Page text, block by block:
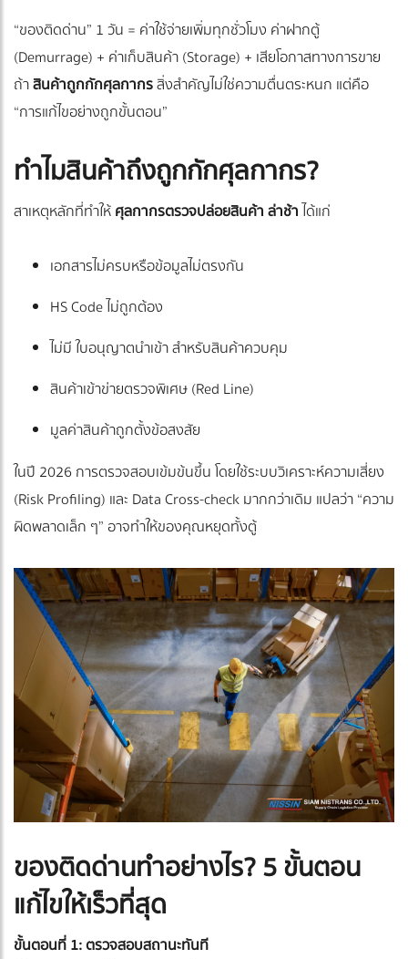
“ของติดด่าน” 1 วัน = ค่าใช้จ่ายเพิ่มทุกชั่วโมง ค่าฝากตู้
(Demurrage) + ค่าเก็บสินค้า (Storage) + เสียโอกาสทางการขาย
ถ้าสินค้าถูกกักศุลกากรสิ่งสำคัญไม่ใช่ความตื่นตระหนก แต่คือ
“การแก้ไขอย่างถูกขั้นตอน”
ทำไมสินค้าถึงถูกกักศุลกากร?
สาเหตุหลักที่ทำให้ศุลกากรตรวจปล่อยสินค้า ล่าช้าได้แก่
เอกสารไม่ครบหรือข้อมูลไม่ตรงกัน
HS Code ไม่ถูกต้อง
ไม่มี ใบอนุญาตนำเข้า สำหรับสินค้าควบคุม
สินค้าเข้าข่ายตรวจพิเศษ (Red Line)
มูลค่าสินค้าถูกตั้งข้อสงสัย
ในปี 2026 การตรวจสอบเข้มข้นขึ้น โดยใช้ระบบวิเคราะห์ความเสี่ยง
(Risk Profiling) และ Data Cross-check มากกว่าเดิม แปลว่า “ความ
ผิดพลาดเล็ก ๆ” อาจทำให้ของคุณหยุดทั้งตู้
ของติดด่านทำอย่างไร? 5 ขั้นตอน
แก้ไขให้เร็วที่สุด
ขั้นตอนที่ 1: ตรวจสอบสถานะทันที